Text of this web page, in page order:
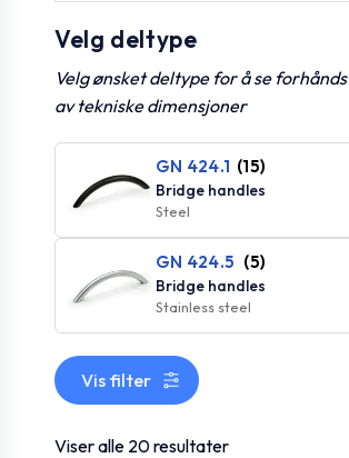
Velg deltype
Velg ønsket deltype for å se
av tekniske dimensjoner
GN 424.1 (15)
Bridge handles
Steel
GN 424.5 (5)
Bridge handles
Stainless steel
Vis filter
Viser alle 20 resultater